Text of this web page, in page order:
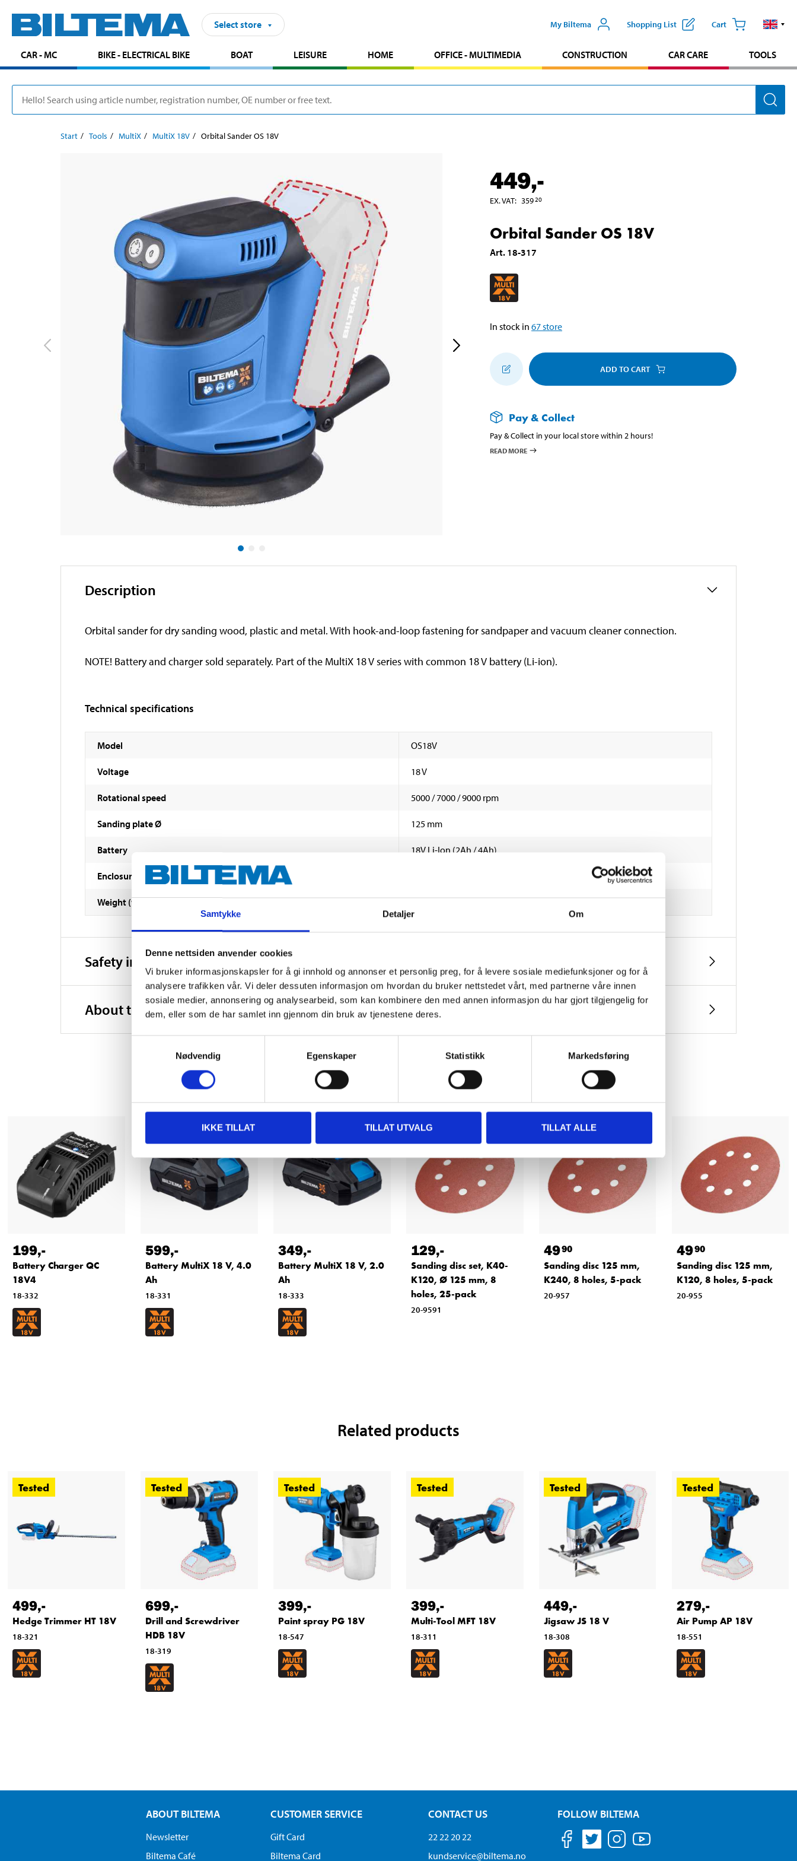
Samtykke Detaljer Om
Denne nettsiden anvender cookies
Vi bruker informasjonskapsler for å gi innhold og annonser et personlig preg, for å levere sosiale mediefunksjoner og for å
analysere trafikken vår. Vi deler dessuten informasjon om hvordan du bruker nettstedet vårt, med partnerne våre innen
sosiale medier, annonsering og analysearbeid, som kan kombinere den med annen informasjon du har gjort tilgjengelig for
dem, eller som de har samlet inn gjennom din bruk av tjenestene deres.
Nødvendig
Egenskaper Statistikk Markedsføring
IKKE TILLAT TILLAT UTVALG TILLAT ALLE
Select store My Biltema Shopping List Cart
CAR - MC BIKE - ELECTRICAL BIKE BOAT LEISURE HOME OFFICE - MULTIMEDIA CONSTRUCTION CAR CARE TOOLS
Start Tools MultiX MultiX 18V Orbital Sander OS 18V
449,-
EX. VAT: 35920
Orbital Sander OS 18V
Art. 18-317
In stock in 67store
ADD TO CART
Pay & Collect
Pay & Collect in your local store within 2 hours!
READ MORE
Description
Orbital sander for dry sanding wood, plastic and metal. With hook-and-loop fastening for sandpaper and vacuum cleaner connection.
NOTE! Battery and charger sold separately. Part of the MultiX 18 V series with common 18 V battery (Li-ion).
Technical specifications
Model OS18V
Voltage 18 V
Rotational speed 5000 / 7000 / 9000 rpm
Sanding plate Ø 125 mm
Battery 18V Li-Ion (2Ah / 4Ah)
Enclosure class
Weight (without battery) 1,0 kg
Safety instructions and other information
About the manufacturer
Other customers also bought
199,-
Battery Charger QC
18V4
18-332
599,-
Battery MultiX 18 V, 4.0
Ah
18-331
349,-
Battery MultiX 18 V, 2.0
Ah
18-333
129,-
Sanding disc set, K40-
K120, Ø 125 mm, 8
holes, 25-pack
20-9591
4990
Sanding disc 125 mm,
K240, 8 holes, 5-pack
20-957
4990
Sanding disc 125 mm,
K120, 8 holes, 5-pack
20-955
Related products
Tested
499,-
Hedge Trimmer HT 18V
18-321
Tested
699,-
Drill and Screwdriver
HDB 18V
18-319
Tested
399,-
Paint spray PG 18V
18-547
Tested
399,-
Multi-Tool MFT 18V
18-311
Tested
449,-
Jigsaw JS 18 V
18-308
Tested
279,-
Air Pump AP 18V
18-551
ABOUT BILTEMA
Newsletter
Biltema Café
CUSTOMER SERVICE
Gift Card
Biltema Card
CONTACT US
22 22 20 22
kundservice@biltema.no
FOLLOW BILTEMA